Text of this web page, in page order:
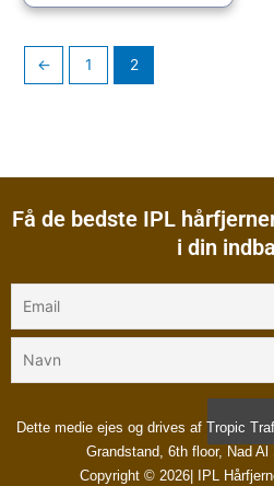
← 1 2
Få de bedste IPL
i din
Dette medie ejes og drives af Tropic
Grandstand, 6th floor, Nad
Copyright © 2026| IPL